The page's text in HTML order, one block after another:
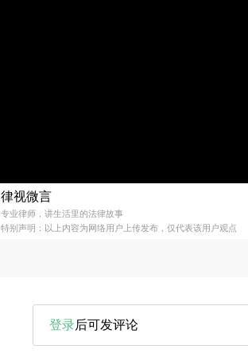
律视微言
专业律师，讲生活里的法律故事
特别声明：以上内容为网络用户上传发布，仅代表该用户观点
登录后可发评论